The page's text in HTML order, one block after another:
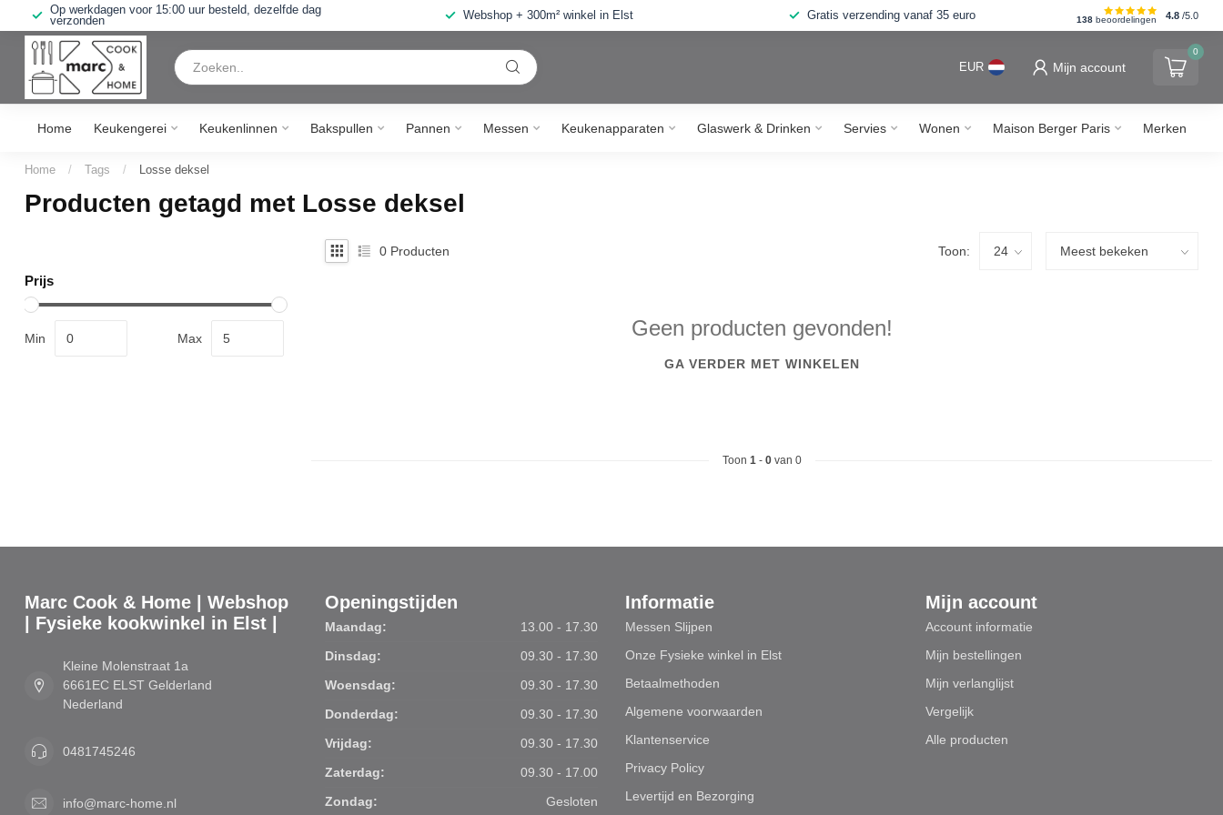
Op werkdagen voor 15:00 uur besteld, dezelfde dag
verzonden
Webshop + 300m² winkel in Elst Gratis verzending vanaf 35 euro ⭐⭐⭐⭐⭐ Wij
138 beoordelingen 4.8 /5.0
EUR Mijn account
0
Home Keukengerei Keukenlinnen Bakspullen Pannen Messen Keukenapparaten Glaswerk & Drinken Servies Wonen Maison Berger Paris Merken
Home / Tags / Losse deksel
Producten getagd met Losse deksel
Prijs
Min Max
0 Producten Toon:
Geen producten gevonden!
GA VERDER MET WINKELEN
Toon 1- 0van 0
Marc Cook & Home | Webshop
| Fysieke kookwinkel in Elst |
Kleine Molenstraat 1a
6661EC ELST Gelderland
Nederland
0481745246
info@marc-home.nl
Openingstijden
Maandag:
13.00 - 17.30
Dinsdag:
09.30 - 17.30
Woensdag:
09.30 - 17.30
Donderdag:
09.30 - 17.30
Vrijdag:
09.30 - 17.30
Zaterdag:
09.30 - 17.00
Zondag:
Gesloten
Informatie
Messen Slijpen
Onze Fysieke winkel in Elst
Betaalmethoden
Algemene voorwaarden
Klantenservice
Privacy Policy
Levertijd en Bezorging
Mijn account
Account informatie
Mijn bestellingen
Mijn verlanglijst
Vergelijk
Alle producten